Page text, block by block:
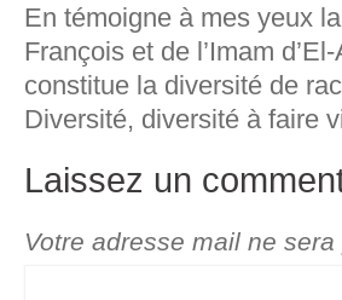
En témoigne à mes yeux
François et de l’Imam
constitue la diversité de
Diversité, diversité à faire
Laissez un
Votre adresse mail ne sera